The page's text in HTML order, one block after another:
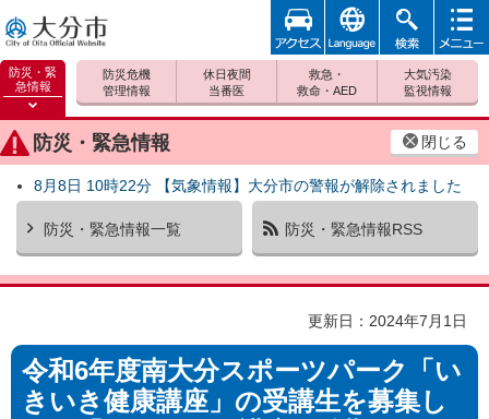
大分市
防災・緊
急情報
防災緊
急情報
を開く
防災・緊急情報 閉じる
8月8日 10時22分 【気象情報】大分市の警報が解除されました
防災・緊急情報一覧 防災・緊急情報RSS
防災危機
管理情報
休日夜間
当番医
救急・
救命・AED
大気汚染
監視情報
アクセ
ス
foreign 検索
メニュ
更新日：2024年7月1日
令和6年度南大分スポーツパーク「い
きいき健康講座」の受講生を募集し